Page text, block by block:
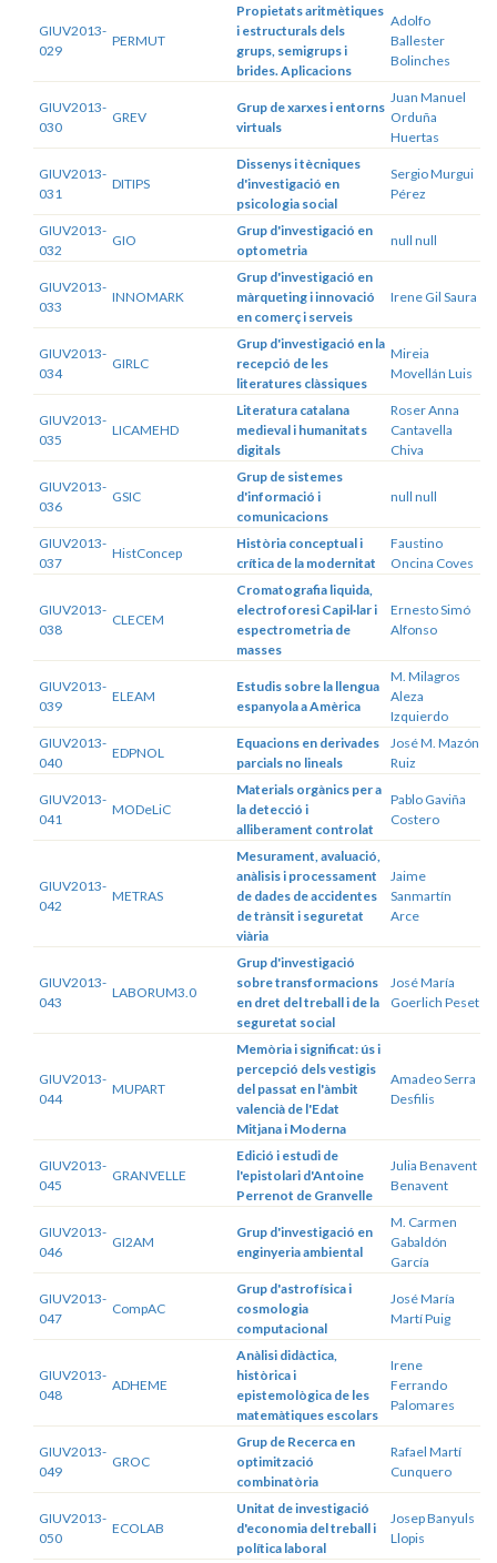
GIUV2013-
029
PERMUT
Propietats aritmètiques
i estructurals dels
grups, semigrups i
brides. Aplicacions
Adolfo
Ballester
Bolinches
GIUV2013-
030
GREV
Grup de xarxes i entorns
virtuals
Juan Manuel
Orduña
Huertas
GIUV2013-
031
DITIPS
Dissenys i tècniques
d'investigació en
psicologia social
Sergio Murgui
Pérez
GIUV2013-
032
GIO
Grup d'investigació en
optometria
null null
GIUV2013-
033
INNOMARK
Grup d'investigació en
màrqueting i innovació
en comerç i serveis
Irene Gil Saura
GIUV2013-
034
GIRLC
Grup d'investigació en la
recepció de les
literatures clàssiques
Mireia
Movellán Luis
GIUV2013-
035
LICAMEHD
Literatura catalana
medieval i humanitats
digitals
Roser Anna
Cantavella
Chiva
GIUV2013-
036
GSIC
Grup de sistemes
d'informació i
comunicacions
null null
GIUV2013-
037
HistConcep
Història conceptual i
crítica de la modernitat
Faustino
Oncina Coves
GIUV2013-
038
CLECEM
Cromatografia liquida,
electroforesi Capil·lar i
espectrometria de
masses
Ernesto Simó
Alfonso
GIUV2013-
039
ELEAM
Estudis sobre la llengua
espanyola a Amèrica
M. Milagros
Aleza
Izquierdo
GIUV2013-
040
EDPNOL
Equacions en derivades
parcials no lineals
José M. Mazón
Ruiz
GIUV2013-
041
MODeLiC
Materials orgànics per a
la detecció i
alliberament controlat
Pablo Gaviña
Costero
GIUV2013-
042
METRAS
Mesurament, avaluació,
anàlisis i processament
de dades de accidentes
de trànsit i seguretat
viària
Jaime
Sanmartín
Arce
GIUV2013-
043
LABORUM3.0
Grup d'investigació
sobre transformacions
en dret del treball i de la
seguretat social
José María
Goerlich Peset
GIUV2013-
044
MUPART
Memòria i significat: ús i
percepció dels vestigis
del passat en l'àmbit
valencià de l'Edat
Mitjana i Moderna
Amadeo Serra
Desfilis
GIUV2013-
045
GRANVELLE
Edició i estudi de
l'epistolari d'Antoine
Perrenot de Granvelle
Julia Benavent
Benavent
GIUV2013-
046
GI2AM
Grup d'investigació en
enginyeria ambiental
M. Carmen
Gabaldón
García
GIUV2013-
047
CompAC
Grup d'astrofísica i
cosmologia
computacional
José María
Martí Puig
GIUV2013-
048
ADHEME
Anàlisi didàctica,
històrica i
epistemològica de les
matemàtiques escolars
Irene
Ferrando
Palomares
GIUV2013-
049
GROC
Grup de Recerca en
optimització
combinatòria
Rafael Martí
Cunquero
GIUV2013-
050
ECOLAB
Unitat de investigació
d'economia del treball i
política laboral
Josep Banyuls
Llopis